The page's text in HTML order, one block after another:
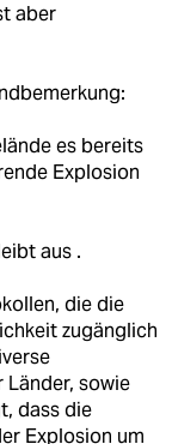
aber
es bereits
Explosion
aus .
die die
zugänglich
Länder, sowie
dass die
Explosion um